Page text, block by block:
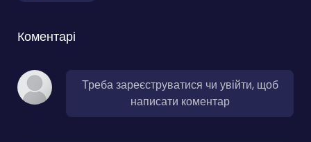
Коментарі
Треба зареєструватися чи увійти, щоб
написати коментар